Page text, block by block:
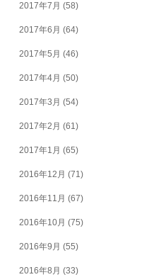
2017年7月 (58)
2017年6月 (64)
2017年5月 (46)
2017年4月 (50)
2017年3月 (54)
2017年2月 (61)
2017年1月 (65)
2016年12月 (71)
2016年11月 (67)
2016年10月 (75)
2016年9月 (55)
2016年8月 (33)